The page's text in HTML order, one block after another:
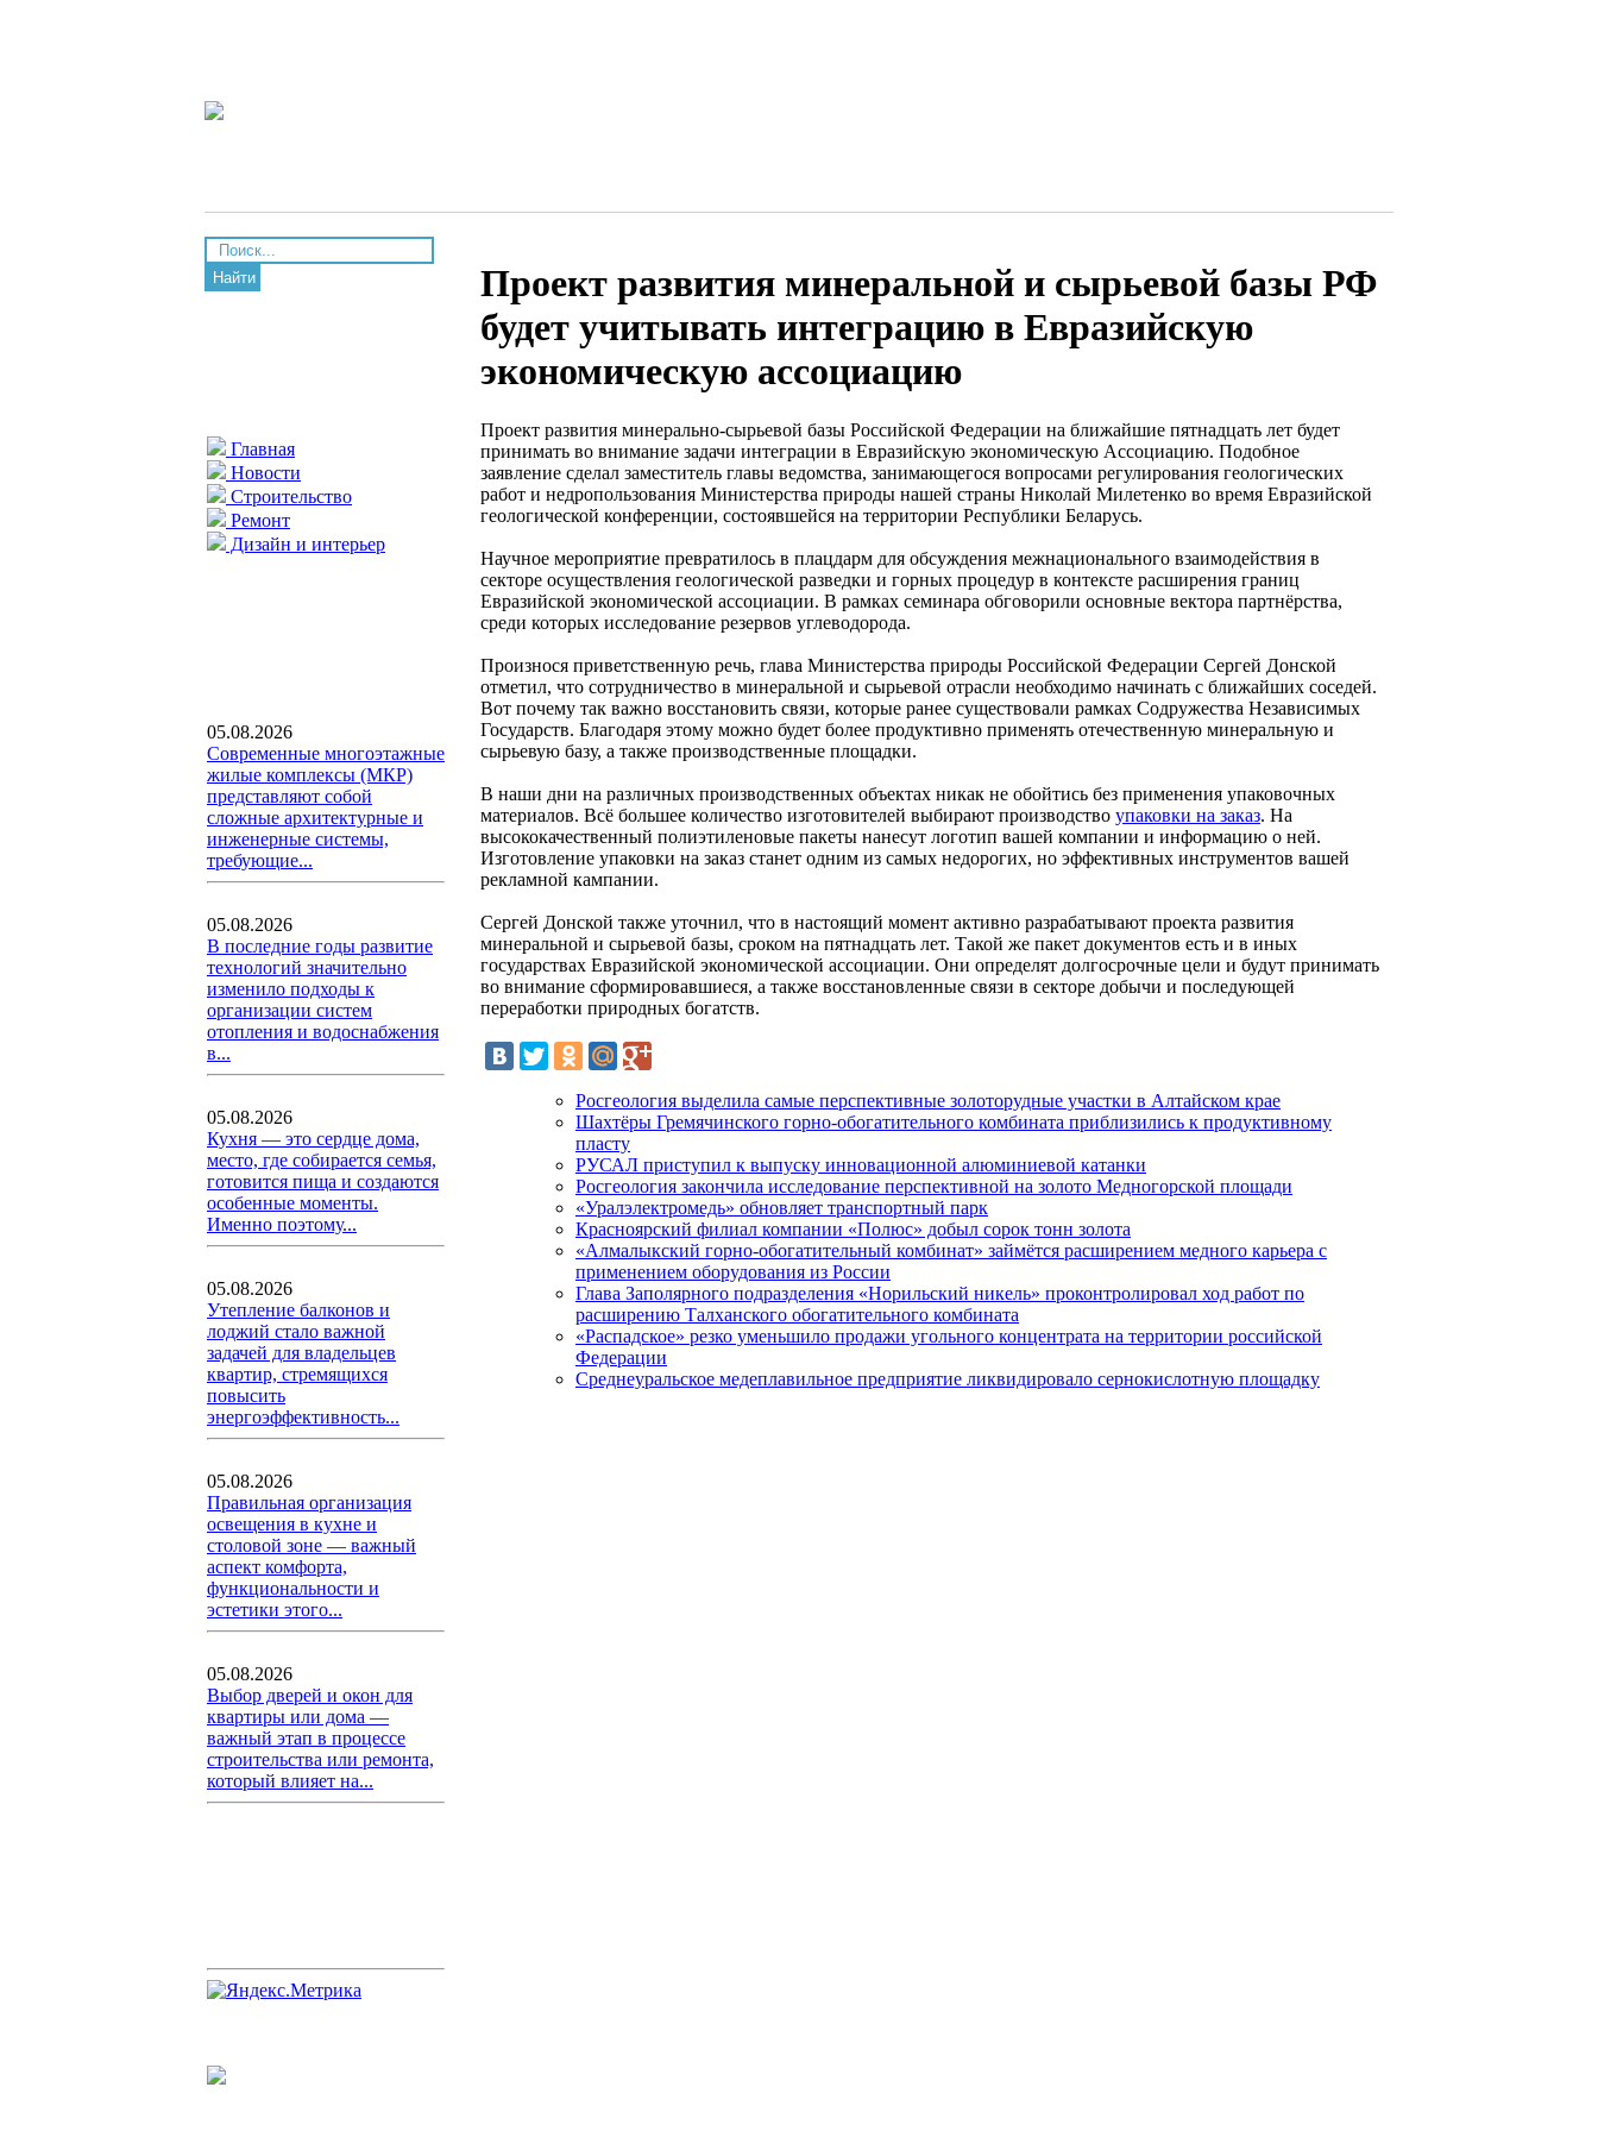
Найти
Главная
Новости
Строительство
Ремонт
Дизайн и интерьер
05.08.2026
Современные многоэтажные
жилые комплексы (МКР)
представляют собой
сложные архитектурные и
инженерные системы,
требующие...
05.08.2026
В последние годы развитие
технологий значительно
изменило подходы к
организации систем
отопления и водоснабжения
в...
05.08.2026
Кухня — это сердце дома,
место, где собирается семья,
готовится пища и создаются
особенные моменты.
Именно поэтому...
05.08.2026
Утепление балконов и
лоджий стало важной
задачей для владельцев
квартир, стремящихся
повысить
энергоэффективность...
05.08.2026
Правильная организация
освещения в кухне и
столовой зоне — важный
аспект комфорта,
функциональности и
эстетики этого...
05.08.2026
Выбор дверей и окон для
квартиры или дома —
важный этап в процессе
строительства или ремонта,
который влияет на...
Проект развития минеральной и сырьевой базы РФ
будет учитывать интеграцию в Евразийскую
экономическую ассоциацию
Проект развития минерально-сырьевой базы Российской Федерации на ближайшие пятнадцать лет будет
принимать во внимание задачи интеграции в Евразийскую экономическую Ассоциацию. Подобное
заявление сделал заместитель главы ведомства, занимающегося вопросами регулирования геологических
работ и недропользования Министерства природы нашей страны Николай Милетенко во время Евразийской
геологической конференции, состоявшейся на территории Республики Беларусь.
Научное мероприятие превратилось в плацдарм для обсуждения межнационального взаимодействия в
секторе осуществления геологической разведки и горных процедур в контексте расширения границ
Евразийской экономической ассоциации. В рамках семинара обговорили основные вектора партнёрства,
среди которых исследование резервов углеводорода.
Произнося приветственную речь, глава Министерства природы Российской Федерации Сергей Донской
отметил, что сотрудничество в минеральной и сырьевой отрасли необходимо начинать с ближайших соседей.
Вот почему так важно восстановить связи, которые ранее существовали рамках Содружества Независимых
Государств. Благодаря этому можно будет более продуктивно применять отечественную минеральную и
сырьевую базу, а также производственные площадки.
В наши дни на различных производственных объектах никак не обойтись без применения упаковочных
материалов. Всё большее количество изготовителей выбирают производство упаковки на заказ. На
высококачественный полиэтиленовые пакеты нанесут логотип вашей компании и информацию о ней.
Изготовление упаковки на заказ станет одним из самых недорогих, но эффективных инструментов вашей
рекламной кампании.
Сергей Донской также уточнил, что в настоящий момент активно разрабатывают проекта развития
минеральной и сырьевой базы, сроком на пятнадцать лет. Такой же пакет документов есть и в иных
государствах Евразийской экономической ассоциации. Они определят долгосрочные цели и будут принимать
во внимание сформировавшиеся, а также восстановленные связи в секторе добычи и последующей
переработки природных богатств.
Росгеология выделила самые перспективные золоторудные участки в Алтайском крае
Шахтёры Гремячинского горно-обогатительного комбината приблизились к продуктивному
пласту
РУСАЛ приступил к выпуску инновационной алюминиевой катанки
Росгеология закончила исследование перспективной на золото Медногорской площади
«Уралэлектромедь» обновляет транспортный парк
Красноярский филиал компании «Полюс» добыл сорок тонн золота
«Алмалыкский горно-обогатительный комбинат» займётся расширением медного карьера с
применением оборудования из России
Глава Заполярного подразделения «Норильский никель» проконтролировал ход работ по
расширению Талханского обогатительного комбината
«Распадское» резко уменьшило продажи угольного концентрата на территории российской
Федерации
Среднеуральское медеплавильное предприятие ликвидировало сернокислотную площадку